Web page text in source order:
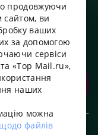
підтримки
ENGLISH
UKRAINIAN
PORTUGUESE
SPANISH
HUNGARIAN
FRENCH
продовжуючи
сайтом, ви
ваших
за допомогою
сервіси
«Top Mail.ru»,
наших
можна
файлів